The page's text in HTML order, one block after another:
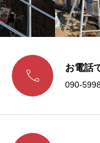
 お電話
090-